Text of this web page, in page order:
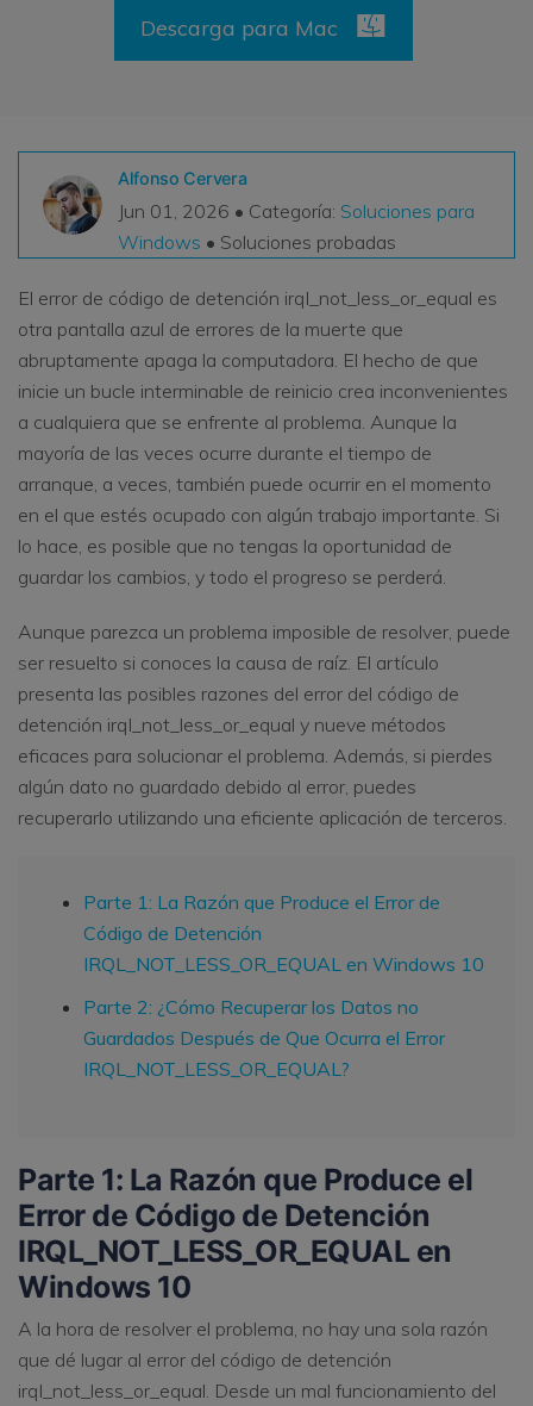
Pruébalo Gratis
Otros Productos
Repairit - Reparar Datos
UBackit - Respaldar Datos
VER TODAS LAS FUNCIONES
Descarga para Mac
Alfonso Cervera
Jun 01, 2026 • Categoría: Soluciones para
Windows • Soluciones probadas
El error de código de detención irql_not_less_or_equal es
otra pantalla azul de errores de la muerte que
abruptamente apaga la computadora. El hecho de que
inicie un bucle interminable de reinicio crea inconvenientes
a cualquiera que se enfrente al problema. Aunque la
mayoría de las veces ocurre durante el tiempo de
arranque, a veces, también puede ocurrir en el momento
en el que estés ocupado con algún trabajo importante. Si
lo hace, es posible que no tengas la oportunidad de
guardar los cambios, y todo el progreso se perderá.
Aunque parezca un problema imposible de resolver, puede
ser resuelto si conoces la causa de raíz. El artículo
presenta las posibles razones del error del código de
detención irql_not_less_or_equal y nueve métodos
eficaces para solucionar el problema. Además, si pierdes
algún dato no guardado debido al error, puedes
recuperarlo utilizando una eficiente aplicación de terceros.
Parte 1: La Razón que Produce el Error de
Código de Detención
IRQL_NOT_LESS_OR_EQUAL en Windows 10
Parte 2: ¿Cómo Recuperar los Datos no
Guardados Después de Que Ocurra el Error
IRQL_NOT_LESS_OR_EQUAL?
Parte 1: La Razón que Produce el
Error de Código de Detención
IRQL_NOT_LESS_OR_EQUAL en
Windows 10
A la hora de resolver el problema, no hay una sola razón
que dé lugar al error del código de detención
irql_not_less_or_equal. Desde un mal funcionamiento del